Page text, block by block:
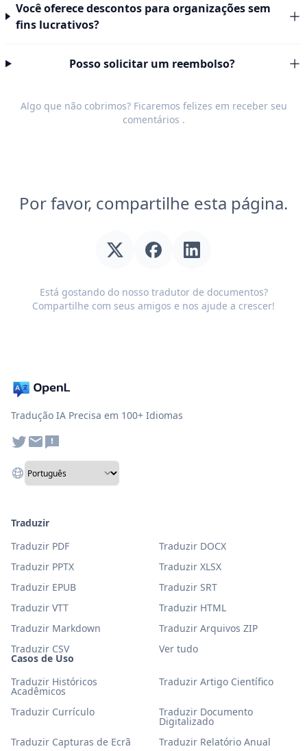
Você oferece descontos para organizações sem
fins lucrativos?
Posso solicitar um reembolso?
Algo que não cobrimos? Ficaremos felizes em receber seu
comentários .
Por favor, compartilhe esta página.
Está gostando do nosso tradutor de documentos?
Compartilhe com seus amigos e nos ajude a crescer!
Tradução IA Precisa em 100+ Idiomas
Casos de Uso
Traduzir Históricos
Acadêmicos
Traduzir Artigo Científico
Traduzir Currículo Traduzir Documento
Digitalizado
Traduzir Capturas de Ecrã
Traduzir Relatório Anual
Traduzir
Traduzir PDF
Traduzir DOCX
Traduzir PPTX
Traduzir XLSX
Traduzir EPUB
Traduzir SRT
Traduzir VTT
Traduzir HTML
Traduzir Markdown
Traduzir Arquivos ZIP
Traduzir CSV
Ver tudo